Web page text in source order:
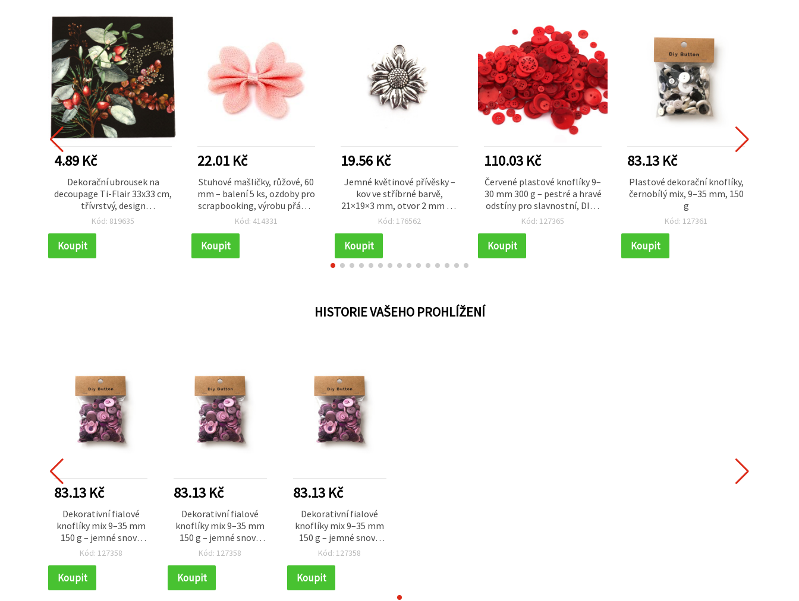
4.89 Kč
Dekorační ubrousek na
decoupage Ti-Flair 33x33 cm,
třívrstvý, design
Ruusunmarja & Lehdet, černý
Kód: 819635
Koupit
22.01 Kč
Stuhové mašličky, růžové, 60
mm – balení 5 ks, ozdoby pro
scrapbooking, výrobu přání a
balení dárků
Kód: 414331
Koupit
19.56 Kč
Jemné květinové přívěsky –
kov ve stříbrné barvě,
21×19×3 mm, otvor 2 mm – 5
ks na výrobu bižuterie a
Kód: 176562
Koupit
110.03 Kč
Červené plastové knoflíky 9–
30 mm 300 g – pestré a hravé
odstíny pro slavnostní, DIY a
dekorační tvoření (mix)
Kód: 127365
Koupit
83.13 Kč
Plastové dekorační knoflíky,
černobílý mix, 9–35 mm, 150
g
Kód: 127361
Koupit
HISTORIE VAŠEHO PROHLÍŽENÍ
83.13 Kč
Dekorativní fialové
knoflíky mix 9–35 mm
150 g – jemné snové
tóny s nádechem
tvoření a šití
Kód: 127358
Koupit
83.13 Kč
Dekorativní fialové
knoflíky mix 9–35 mm
150 g – jemné snové
tóny s nádechem
tvoření a šití
Kód: 127358
Koupit
83.13 Kč
Dekorativní fialové
knoflíky mix 9–35 mm
150 g – jemné snové
tóny s nádechem
tvoření a šití
Kód: 127358
Koupit